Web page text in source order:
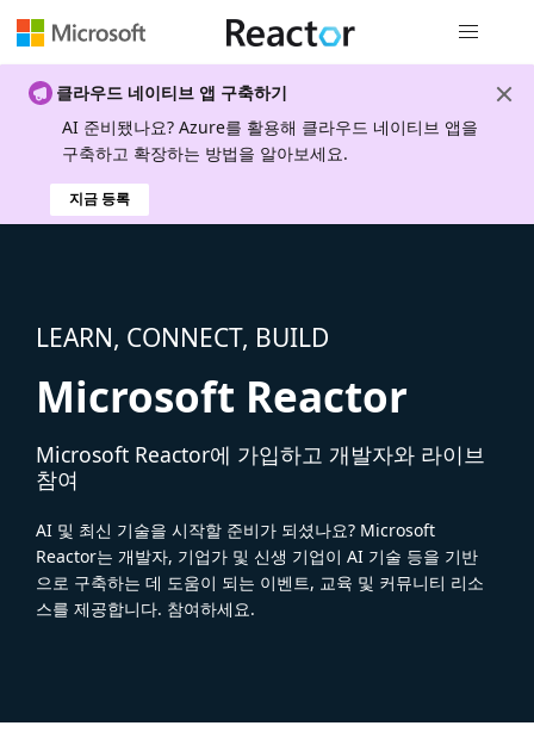
클라우드 네이티브 앱 구축하기
AI 준비됐나요? Azure를 활용해 클라우드 네이티브 앱을
구축하고 확장하는 방법을 알아보세요.
지금 등록
LEARN, CONNECT, BUILD
Microsoft Reactor
Microsoft Reactor에 가입하고 개발자와 라이브
참여
AI 및 최신 기술을 시작할 준비가 되셨나요? Microsoft
Reactor는 개발자, 기업가 및 신생 기업이 AI 기술 등을 기반
으로 구축하는 데 도움이 되는 이벤트, 교육 및 커뮤니티 리소
스를 제공합니다. 참여하세요.